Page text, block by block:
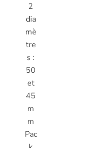
2
dia
mè
tre
s :
50
et
45
m
m
Pac